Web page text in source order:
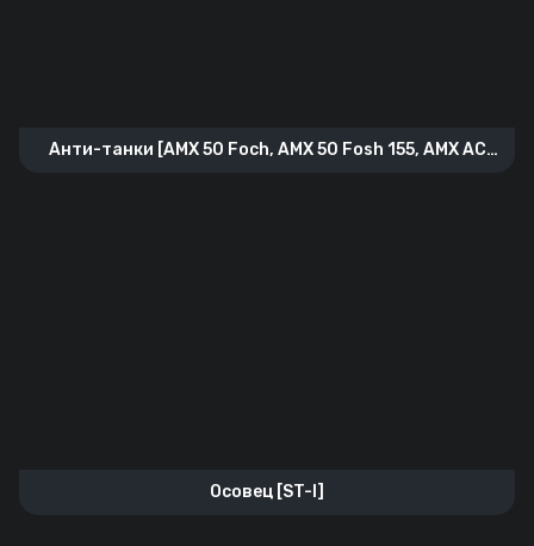
Анти-танки [AMX 50 Foch, AMX 50 Fosh 155, AMX AC
Осовец [ST-I]